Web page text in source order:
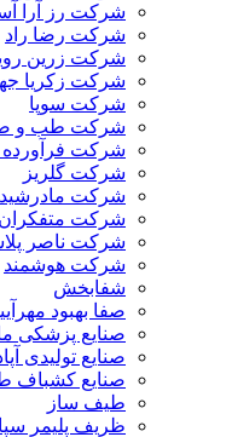
شرکت رز آرا
شرکت رضا راد
شرکت زرین
شرکت زکریا
شرکت سوپا
شرکت طب و
شرکت فرآورده
شرکت گلریز
شرکت مادرشید
شرکت متفکران
شرکت ناصر
شرکت هوشمند
شفابخش
صفا بهبود
صنایع پزشکی
صنایع تولیدی
صنایع کشباف
طیف ساز
ظریف پلیمر